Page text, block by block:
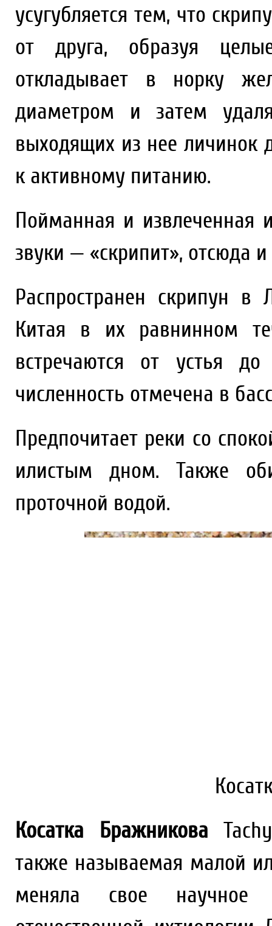
усугубляется тем, что
от друга, образуя
откладывает в норку
диаметром и затем
выходящих из нее личинок
к активному питанию.
Пойманная и извлеченная
звуки — «скрипит», отсюда
Распространен скрипун в
Китая в их равнинном
встречаются от устья
численность отмечена в
Предпочитает реки со
илистым дном. Также
проточной водой.
Косатка Бражникова
также называемая малой
меняла свое научное